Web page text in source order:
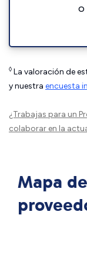
o
◊ La valoración de
y nuestra encuesta
¿Trabajas para un
colaborar en la
Mapa